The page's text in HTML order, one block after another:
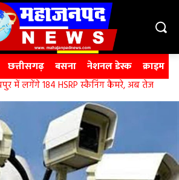
छत्तीसगढ़ बसना नेशनल डेस्क क्राइम
में लगेंगे 184 HSRP स्कैनिंग कैमरे, अब तेज